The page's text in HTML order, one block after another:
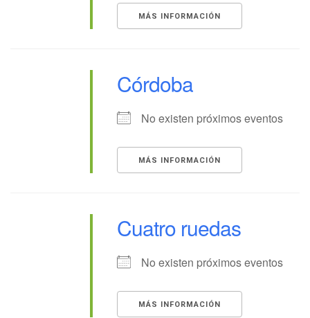
MÁS INFORMACIÓN
Córdoba
No existen próximos eventos
MÁS INFORMACIÓN
Cuatro ruedas
No existen próximos eventos
MÁS INFORMACIÓN